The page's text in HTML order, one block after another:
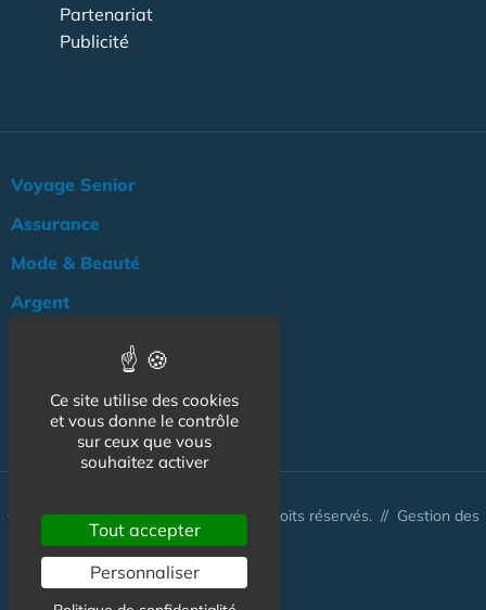
Partenariat
Publicité
Voyage Senior
Assurance
Mode & Beauté
Argent
Loisir & Culture
NOS AUTRES SITES :
© www.tarif-senior.com 2026 - Tous droits réservés. // Gestion des
Ce site utilise des cookies
et vous donne le contrôle
sur ceux que vous
souhaitez activer
Tout accepter
Personnaliser